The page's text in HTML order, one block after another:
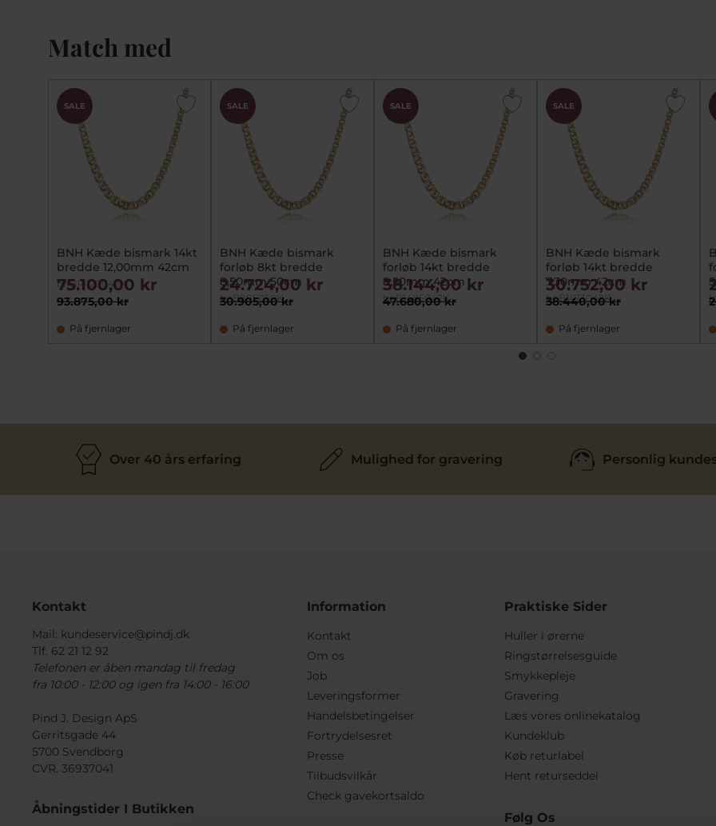
Match med
SALE
BNH Kæde bismark 14kt
bredde 12,00mm 42cm
bnB14120042K
93.875,00 kr
75.100,00 kr
På fjernlager
SALE
BNH Kæde bismark
forløb 8kt bredde
8,50mm 50cm
bnB885050K
30.905,00 kr
24.724,00 kr
På fjernlager
SALE
BNH Kæde bismark
forløb 14kt bredde
8,50mm 42cm
bnB1485042K
47.680,00 kr
38.144,00 kr
På fjernlager
SALE
BNH Kæde bismark
forløb 14kt bredde
7,30mm 42cm
bnB1473042K
38.440,00 kr
30.752,00 kr
På fjernlager
Over 40 års erfaring Mulighed for gravering Personlig
Kontakt
Mail: kundeservice@pindj.dk
Tlf. 62 21 12 92
Telefonen er åben mandag til fredag
fra 10:00 - 12:00 og igen fra 14:00 - 16:00
Pind J. Design ApS
Gerritsgade 44
5700 Svendborg
CVR. 36937041
Åbningstider I Butikken
Information
Kontakt
Om os
Job
Leveringsformer
Handelsbetingelser
Fortrydelsesret
Presse
Tilbudsvilkår
Check gavekortsaldo
Praktiske Sider
Huller i ørerne
Ringstørrelsesguide
Smykkepleje
Gravering
Læs vores onlinekatalog
Kundeklub
Køb returlabel
Hent returseddel
Følg Os